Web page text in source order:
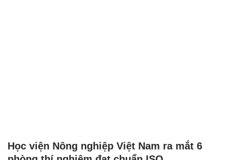
Học viện Nông nghiệp Việt Nam ra mắt 6